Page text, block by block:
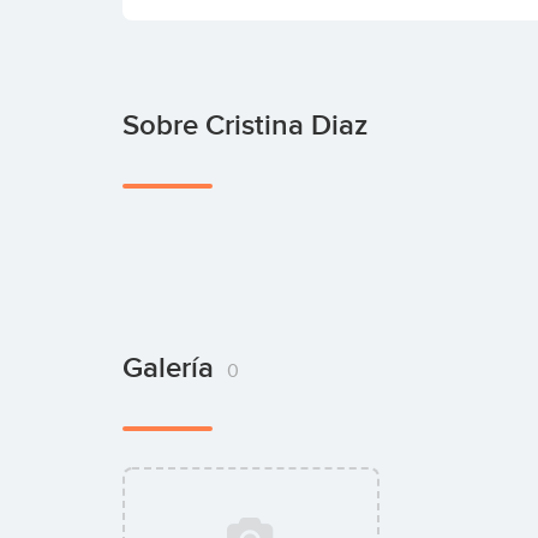
Sobre Cristina Diaz
Galería 0